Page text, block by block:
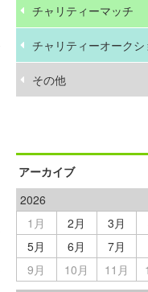
チャリティーマッチ
チャリティーオークシ
その他
アーカイブ
2026
1月
2月 3月
5月
6月 7月
9月
10月 11月